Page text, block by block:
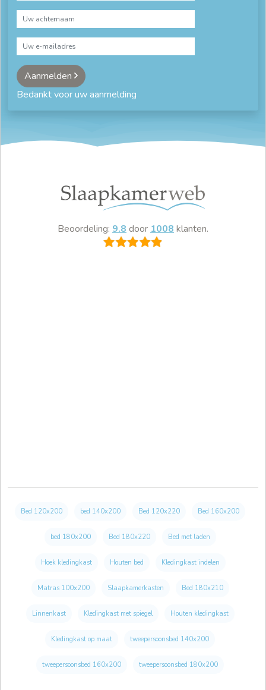
Aanmelden
Bedankt voor uw aanmelding
Beoordeling: 9.8 door 1008 klanten.
Bed 120x200 bed 140x200 Bed 120x220 Bed 160x200
bed 180x200 Bed 180x220 Bed met laden
Hoek kledingkast Houten bed Kledingkast indelen
Matras 100x200 Slaapkamerkasten Bed 180x210
Linnenkast Kledingkast met spiegel Houten kledingkast
Kledingkast op maat tweepersoonsbed 140x200
tweepersoonsbed 160x200 tweepersoonsbed 180x200